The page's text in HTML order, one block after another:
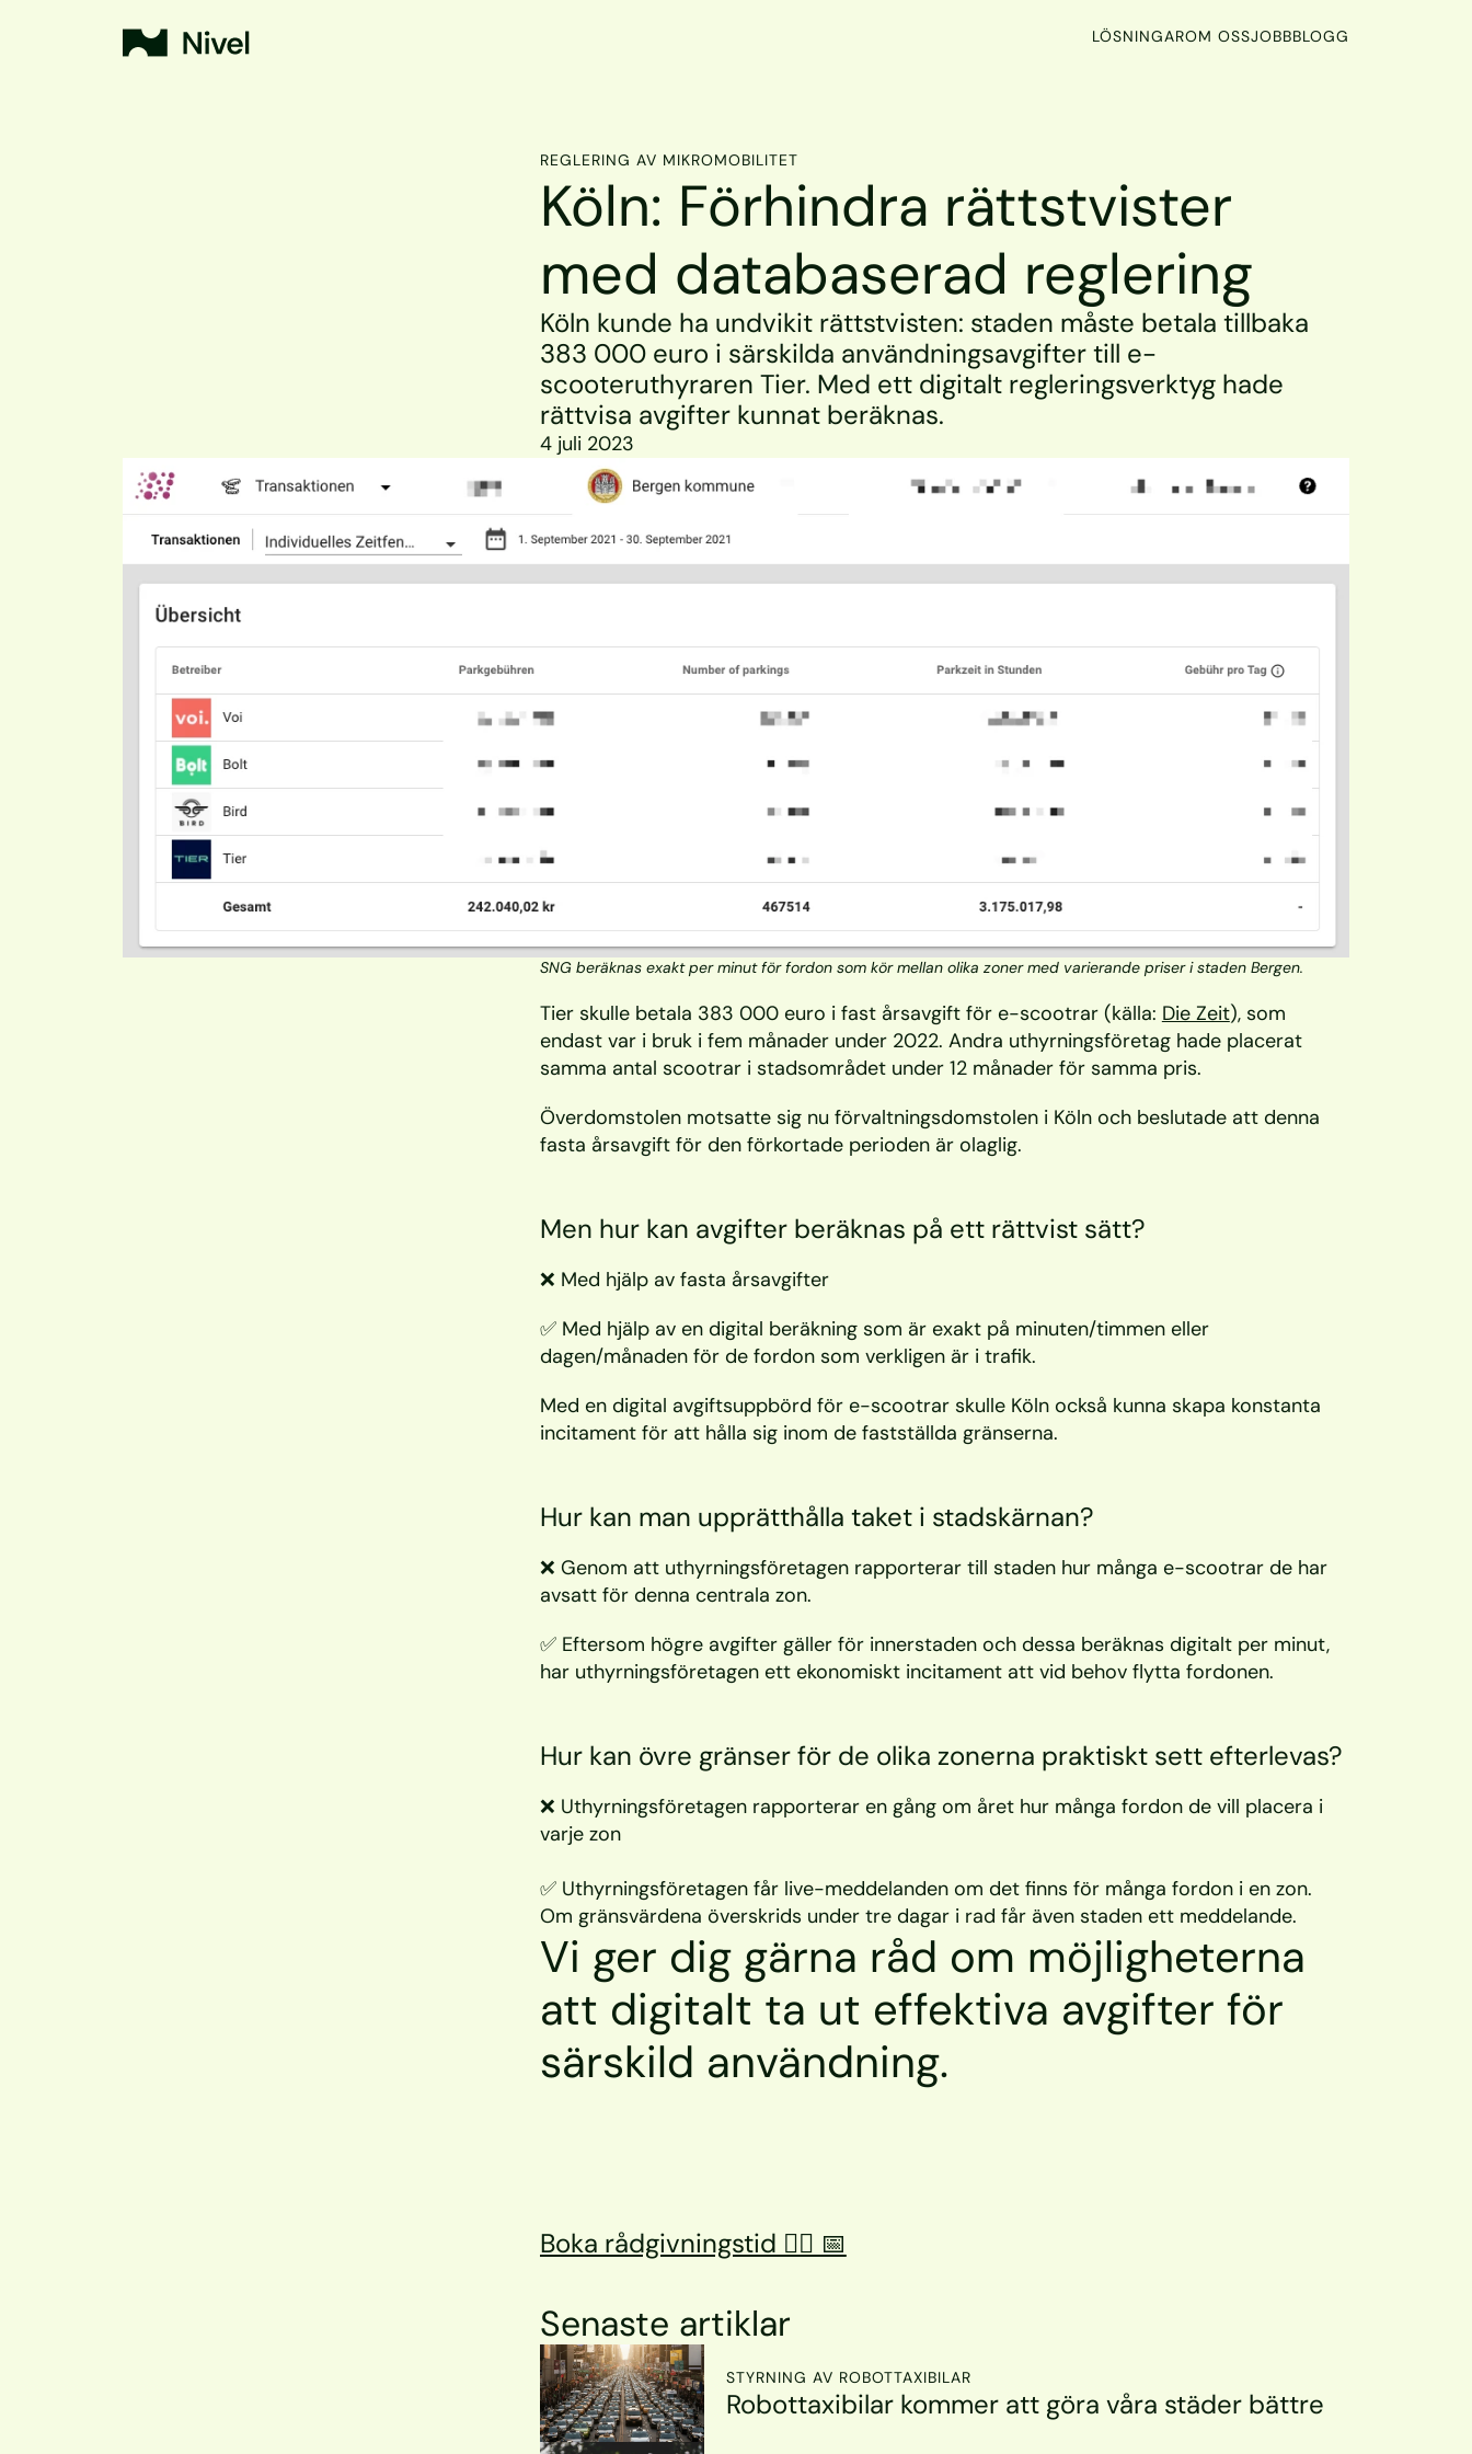
LÖSNINGAROM OSSJOBBBLOGG
REGLERING AV MIKROMOBILITET
Köln: Förhindra rättstvister
med databaserad reglering
Köln kunde ha undvikit rättstvisten: staden måste betala tillbaka
383 000 euro i särskilda användningsavgifter till e-
scooteruthyraren Tier. Med ett digitalt regleringsverktyg hade
rättvisa avgifter kunnat beräknas.
4 juli 2023
SNG beräknas exakt per minut för fordon som kör mellan olika zoner med varierande priser i staden Bergen.
Tier skulle betala 383 000 euro i fast årsavgift för e-scootrar (källa: Die Zeit), som
endast var i bruk i fem månader under 2022. Andra uthyrningsföretag hade placerat
samma antal scootrar i stadsområdet under 12 månader för samma pris.
Överdomstolen motsatte sig nu förvaltningsdomstolen i Köln och beslutade att denna
fasta årsavgift för den förkortade perioden är olaglig.
Men hur kan avgifter beräknas på ett rättvist sätt?
❌ Med hjälp av fasta årsavgifter
✅ Med hjälp av en digital beräkning som är exakt på minuten/timmen eller
dagen/månaden för de fordon som verkligen är i trafik.
Med en digital avgiftsuppbörd för e-scootrar skulle Köln också kunna skapa konstanta
incitament för att hålla sig inom de fastställda gränserna.
Hur kan man upprätthålla taket i stadskärnan?
❌ Genom att uthyrningsföretagen rapporterar till staden hur många e-scootrar de har
avsatt för denna centrala zon.
✅ Eftersom högre avgifter gäller för innerstaden och dessa beräknas digitalt per minut,
har uthyrningsföretagen ett ekonomiskt incitament att vid behov flytta fordonen.
Hur kan övre gränser för de olika zonerna praktiskt sett efterlevas?
❌ Uthyrningsföretagen rapporterar en gång om året hur många fordon de vill placera i
varje zon
✅ Uthyrningsföretagen får live-meddelanden om det finns för många fordon i en zon.
Om gränsvärdena överskrids under tre dagar i rad får även staden ett meddelande.
Vi ger dig gärna råd om möjligheterna
att digitalt ta ut effektiva avgifter för
särskild användning.
Boka rådgivningstid 👉🏼 📅
Senaste artiklar
STYRNING AV ROBOTTAXIBILAR
Robottaxibilar kommer att göra våra städer bättre